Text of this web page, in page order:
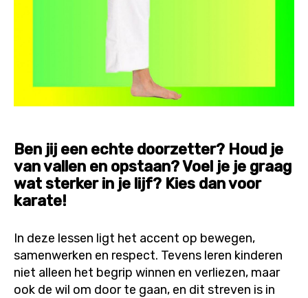
Ben jij een echte doorzetter? Houd je
van vallen en opstaan? Voel je je graag
wat sterker in je lijf? Kies dan voor
karate!
In deze lessen ligt het accent op bewegen,
samenwerken en respect. Tevens leren kinderen
niet alleen het begrip winnen en verliezen‚ maar
ook de wil om door te gaan, en dit streven is in